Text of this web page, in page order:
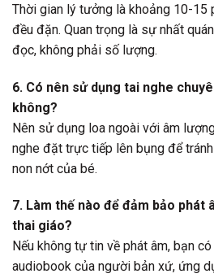
Thời gian lý tưởng là khoảng 10-15
đều đặn. Quan trọng là sự nhất
đọc, không phải số lượng.
6. Có nên sử dụng tai nghe
không?
Nên sử dụng loa ngoài với âm
nghe đặt trực tiếp lên bụng để
non nớt của bé.
7. Làm thế nào để đảm bảo phát
thai giáo?
Nếu không tự tin về phát âm, bạn
audiobook của người bản xứ, ứng